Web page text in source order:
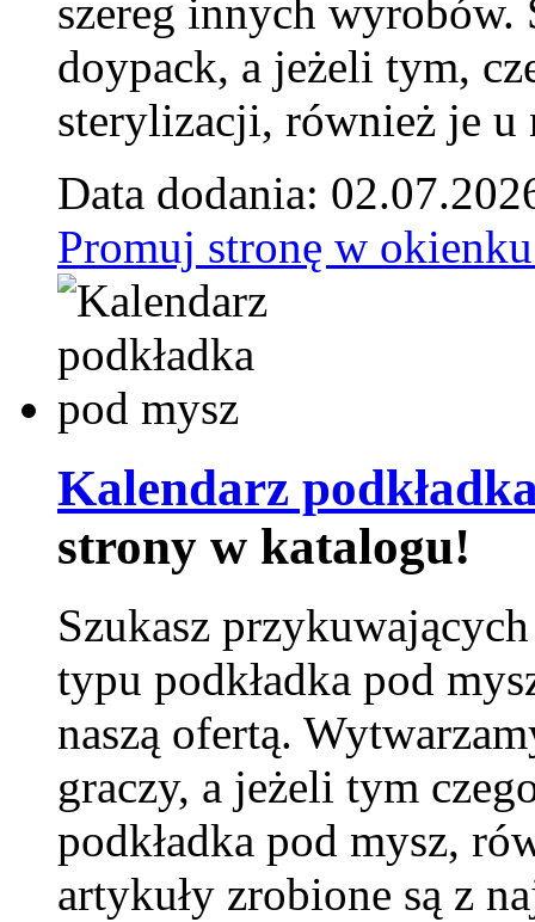
szereg innych
doypack, a jeżeli tym,
sterylizacji, również je u
Data dodania:
Promuj stronę w
Kalendarz
strony w katalogu!
Szukasz
typu podkładka pod
naszą ofertą.
graczy, a jeżeli tym
podkładka pod mysz,
artykuły zrobione są z